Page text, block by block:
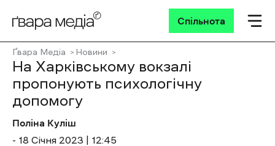
Спільнота
Ґвара Медіа Новини
На Харківському вокзалі
пропонують психологічну
допомогу
Поліна Куліш
- 18 Січня 2023 | 12:45